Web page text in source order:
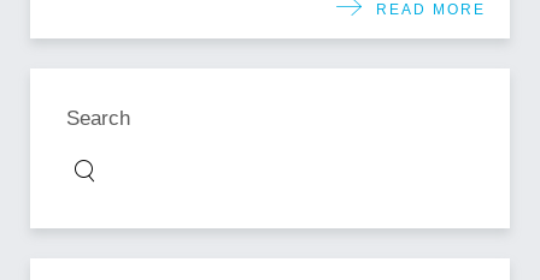
READ MORE
Search